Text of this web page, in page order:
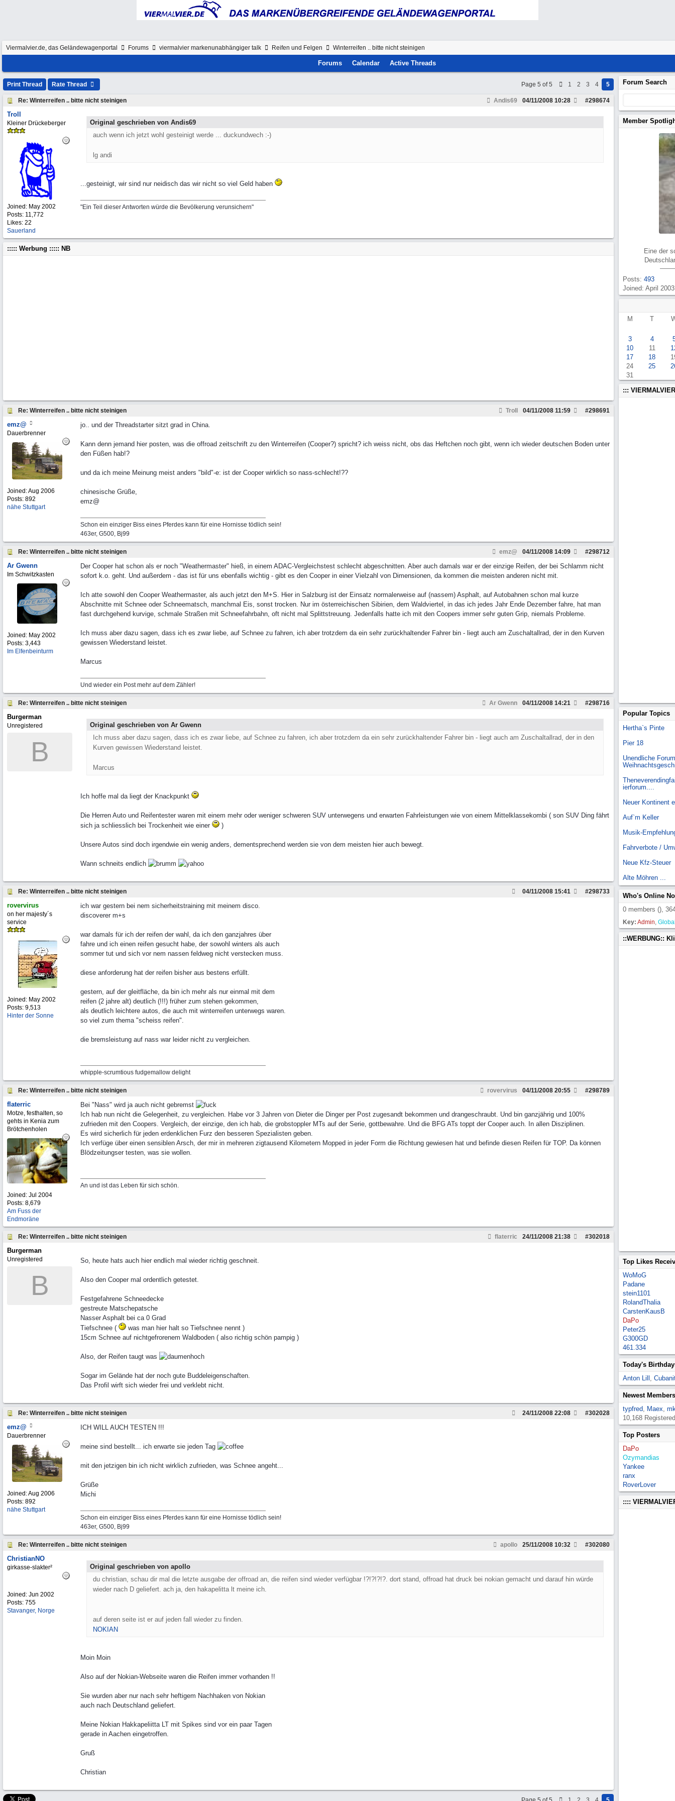
Viermalvier.de, das Geländewagenportal Forums viermalvier markenunabhängiger talk Reifen und Felgen Winterreifen .. bitte nicht steinigen
Forums Calendar Active Threads
Print Thread Rate Thread Page 5 of 5 1 2 3 4 5
Re: Winterreifen .. bitte nicht steinigen Andis69 #298674
04/11/2008 10:28
Troll
Kleiner Drückeberger
Joined: May 2002
Posts: 11,772
Likes: 22
Sauerland
Original geschrieben von Andis69
auch wenn ich jetzt wohl gesteinigt werde ... duckundwech :-)
lg andi
...gesteinigt, wir sind nur neidisch das wir nicht so viel Geld haben
"Ein Teil dieser Antworten würde die Bevölkerung verunsichern"
::::: Werbung ::::: NB
Re: Winterreifen .. bitte nicht steinigen Troll #298691
04/11/2008 11:59
emz@
Dauerbrenner
Joined:Aug 2006
Posts: 892
nähe Stuttgart
jo.. und der Threadstarter sitzt grad in China.
Kann denn jemand hier posten, was die offroad zeitschrift zu den Winterreifen (Cooper?) spricht? ich weiss nicht, obs das Heftchen noch gibt, wenn ich wieder deutschen Boden unter
den Füßen hab!?
und da ich meine Meinung meist anders "bild"-e: ist der Cooper wirklich so nass-schlecht!??
chinesische Grüße,
emz@
Schon ein einziger Biss eines Pferdes kann für eine Hornisse tödlich sein!
463er, G500, Bj99
Re: Winterreifen .. bitte nicht steinigen emz@ #298712
04/11/2008 14:09
Ar Gwenn
Im Schwitzkasten
Joined: May 2002
Posts: 3,443
Im Elfenbeinturm
Der Cooper hat schon als er noch "Weathermaster" hieß, in einem ADAC-Vergleichstest schlecht abgeschnitten. Aber auch damals war er der einzige Reifen, der bei Schlamm nicht
sofort k.o. geht. Und außerdem - das ist für uns ebenfalls wichtig - gibt es den Cooper in einer Vielzahl von Dimensionen, da kommen die meisten anderen nicht mit.
Ich atte sowohl den Cooper Weathermaster, als auch jetzt den M+S. Hier in Salzburg ist der Einsatz normalerweise auf (nassem) Asphalt, auf Autobahnen schon mal kurze
Abschnitte mit Schnee oder Schneematsch, manchmal Eis, sonst trocken. Nur im österreichischen Sibirien, dem Waldviertel, in das ich jedes Jahr Ende Dezember fahre, hat man
fast durchgehend kurvige, schmale Straßen mit Schneefahrbahn, oft nicht mal Splittstreuung. Jedenfalls hatte ich mit den Coopers immer sehr guten Grip, niemals Probleme.
Ich muss aber dazu sagen, dass ich es zwar liebe, auf Schnee zu fahren, ich aber trotzdem da ein sehr zurückhaltender Fahrer bin - liegt auch am Zuschaltallrad, der in den Kurven
gewissen Wiederstand leistet.
Marcus
Und wieder ein Post mehr auf dem Zähler!
Re: Winterreifen .. bitte nicht steinigen Ar Gwenn #298716
04/11/2008 14:21
Burgerman
Unregistered
B
Original geschrieben von Ar Gwenn
Ich muss aber dazu sagen, dass ich es zwar liebe, auf Schnee zu fahren, ich aber trotzdem da ein sehr zurückhaltender Fahrer bin - liegt auch am Zuschaltallrad, der in den
Kurven gewissen Wiederstand leistet.
Marcus
Ich hoffe mal da liegt der Knackpunkt
Die Herren Auto und Reifentester waren mit einem mehr oder weniger schweren SUV unterwegens und erwarten Fahrleistungen wie von einem Mittelklassekombi ( son SUV Ding fährt
sich ja schliesslich bei Trockenheit wie einer
)
Unsere Autos sind doch irgendwie ein wenig anders, dementsprechend werden sie von dem meisten hier auch bewegt.
Wann schneits endlich
Re: Winterreifen .. bitte nicht steinigen #298733
04/11/2008 15:41
rovervirus
on her majesty´s
service
Joined: May 2002
Posts: 9,513
Hinter der Sonne
ich war gestern bei nem sicherheitstraining mit meinem disco.
discoverer m+s
war damals für ich der reifen der wahl, da ich den ganzjahres über
fahre und ich einen reifen gesucht habe, der sowohl winters als auch
sommer tut und sich vor nem nassen feldweg nicht verstecken muss.
diese anforderung hat der reifen bisher aus bestens erfüllt.
gestern, auf der gleitfläche, da bin ich mehr als nur einmal mit dem
reifen (2 jahre alt) deutlich (!!!) früher zum stehen gekommen,
als deutlich leichtere autos, die auch mit winterreifen unterwegs waren.
so viel zum thema "scheiss reifen".
die bremsleistung auf nass war leider nicht zu vergleichen.
whipple-scrumtious fudgemallow delight
Re: Winterreifen .. bitte nicht steinigen rovervirus #298789
04/11/2008 20:55
flaterric
Motze, festhalten, so
gehts in Kenia zum
Brötchenholen
Joined: Jul 2004
Posts: 8,679
Am Fuss der
Endmoräne
Bei "Nass" wird ja auch nicht gebremst
Ich hab nun nicht die Gelegenheit, zu vergleichen. Habe vor 3 Jahren von Dieter die Dinger per Post zugesandt bekommen und drangeschraubt. Und bin ganzjährig und 100%
zufrieden mit den Coopers. Vergleich, der einzige, den ich hab, die grobstoppler MTs auf der Serie, gottbewahre. Und die BFG ATs toppt der Cooper auch. In allen Disziplinen.
Es wird sicherlich für jeden erdenklichen Furz den besseren Spezialisten geben.
Ich verfüge über einen sensiblen Arsch, der mir in mehreren zigtausend Kilometern Mopped in jeder Form die Richtung gewiesen hat und befinde diesen Reifen für TOP. Da können
Blödzeitungser testen, was sie wollen.
An und ist das Leben für sich schön.
Re: Winterreifen .. bitte nicht steinigen flaterric #302018
24/11/2008 21:38
Burgerman
Unregistered
B
So, heute hats auch hier endlich mal wieder richtig geschneit.
Also den Cooper mal ordentlich getestet.
Festgefahrene Schneedecke
gestreute Matschepatsche
Nasser Asphalt bei ca 0 Grad
Tiefschnee (
was man hier halt so Tiefschnee nennt )
15cm Schnee auf nichtgefrorenem Waldboden ( also richtig schön pampig )
Also, der Reifen taugt was
Sogar im Gelände hat der noch gute Buddeleigenschaften.
Das Profil wirft sich wieder frei und verklebt nicht.
Re: Winterreifen .. bitte nicht steinigen #302028
24/11/2008 22:08
emz@
Dauerbrenner
Joined:Aug 2006
Posts: 892
nähe Stuttgart
ICH WILL AUCH TESTEN !!!
meine sind bestellt... ich erwarte sie jeden Tag
mit den jetzigen bin ich nicht wirklich zufrieden, was Schnee angeht...
Grüße
Michi
Schon ein einziger Biss eines Pferdes kann für eine Hornisse tödlich sein!
463er, G500, Bj99
Re: Winterreifen .. bitte nicht steinigen apollo #302080
25/11/2008 10:32
ChristianNO
girkasse-slakter²
Joined: Jun 2002
Posts: 755
Stavanger, Norge
Original geschrieben von apollo
du christian, schau dir mal die letzte ausgabe der offroad an, die reifen sind wieder verfügbar !?!?!?!?. dort stand, offroad hat druck bei nokian gemacht und darauf hin würde
wieder nach D geliefert. ach ja, den hakapelitta lt meine ich.
auf deren seite ist er auf jeden fall wieder zu finden.
NOKIAN
Moin Moin
Also auf der Nokian-Webseite waren die Reifen immer vorhanden !!
Sie wurden aber nur nach sehr heftigem Nachhaken von Nokian
auch nach Deutschland geliefert.
Meine Nokian Hakkapeliitta LT mit Spikes sind vor ein paar Tagen
gerade in Aachen eingetroffen.
Gruß
Christian
Forum Search
Member
Eine der
Posts: 493
Joined: April 2003
M T
3 4
10
11
17
18
24
25
31
:::
Popular Topics
Hertha`s Pinte
Pier 18
Unendliche
ierforum....
Neuer Kontinent
Auf`m Keller
Musik-
Fahrverbote /
Neue Kfz-Steuer
Alte Möhren ...
Who's Online
0 members (),
Key: Admin,
::WERBUNG::
Top Likes
WoMoG
Padane
stein1101
RolandThalia
CarstenKausB
DaPo
Peter25
G300GD
461.334
Today's
Anton Lill ,
Newest Members
typfred, Maex,
10,168
Top Posters
DaPo
Ozymandias
Yankee
ranx
RoverLover
::::